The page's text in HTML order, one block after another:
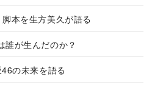
本を生方美久が語る
誰が生んだのか？
の未来を語る